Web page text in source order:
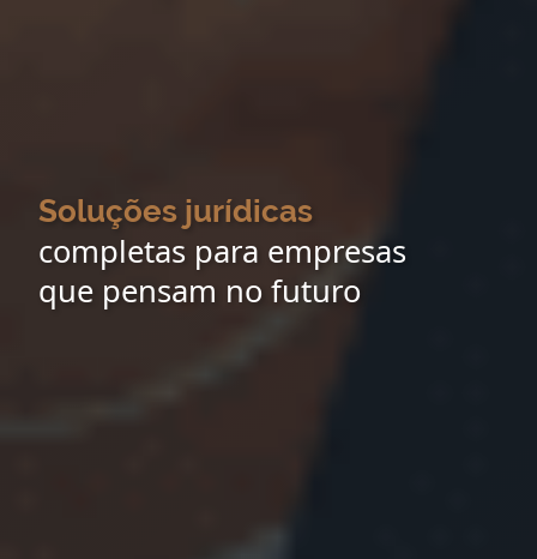
Soluções jurídicas
completas para empresas
que pensam no futuro